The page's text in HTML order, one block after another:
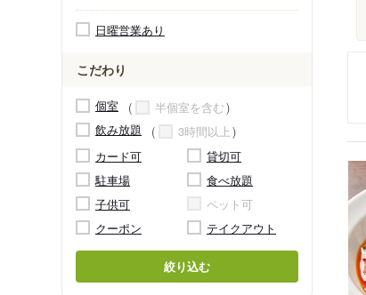
日曜営業あり
こだわり
個室
半個室を含む
飲み放題
3時間以上
カード可
貸切可
駐車場
食べ放題
子供可
ペット可
クーポン
テイクアウト
絞り込む